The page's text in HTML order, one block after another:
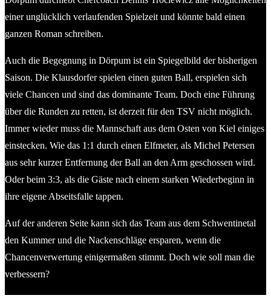
einer unglücklich verlaufenden Spielzeit und könnte bald einen
ganzen Roman schreiben.
Auch die Begegnung in Dörpum ist ein Spiegelbild der bisherigen
Saison. Die Klausdorfer spielen einen guten Ball, erspielen sich
viele Chancen und sind das dominante Team. Doch eine Führung
über die Runden zu retten, ist derzeit für den TSV nicht möglich.
Immer wieder muss die Mannschaft aus dem Osten von Kiel einiges
einstecken. Wie das 1:1 durch einen Elfmeter, als Michel Petersen
aus sehr kurzer Entfernung der Ball an den Arm geschossen wird.
Oder beim 3:3, als die Gäste nach einem starken Wiederbeginn in
ihre eigene Abseitsfalle tappen.
Auf der anderen Seite kann sich das Team aus dem Schwentinetal
den Kummer und die Nackenschläge ersparen, wenn die
Chancenverwertung einigermaßen stimmt. Doch wie soll man die
verbessern?